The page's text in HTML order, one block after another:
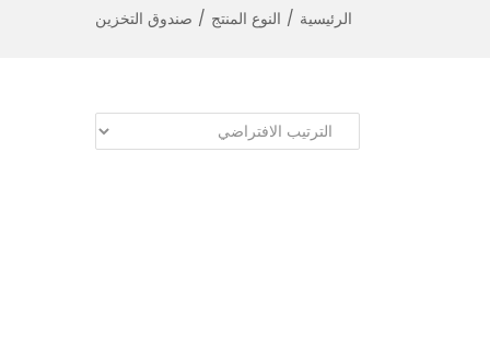
الرئيسية / النوع المنتج / صندوق التخزين